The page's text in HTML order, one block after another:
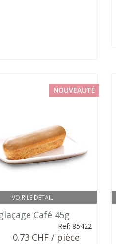
VOIR LE DÉTAIL
NOUVEAUTÉ
Café 45g
Ref: 85422
0.73 CHF / pièce